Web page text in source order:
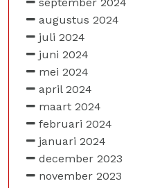
augustus 2024
juli 2024
juni 2024
mei 2024
april 2024
maart 2024
februari 2024
januari 2024
december 2023
november 2023